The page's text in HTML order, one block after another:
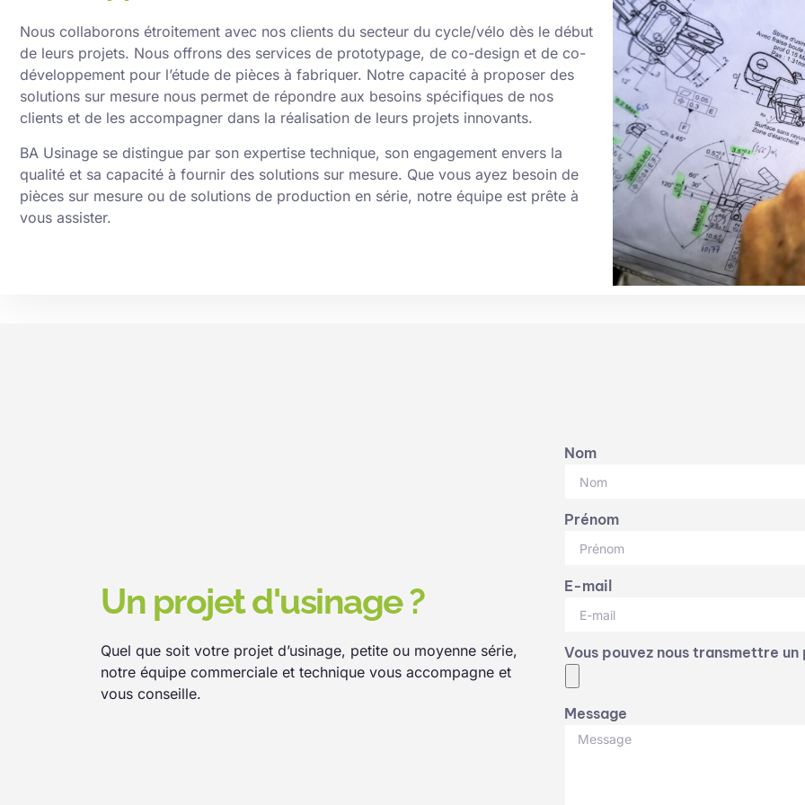
Nous collaborons étroitement avec nos clients du secteur du cycle/vélo dès le début
de leurs projets. Nous offrons des services de prototypage, de co-design et de co-
développement pour l’étude de pièces à fabriquer. Notre capacité à proposer des
solutions sur mesure nous permet de répondre aux besoins spécifiques de nos
clients et de les accompagner dans la réalisation de leurs projets innovants.
BA Usinage se distingue par son expertise technique, son engagement envers la
qualité et sa capacité à fournir des solutions sur mesure. Que vous ayez besoin de
pièces sur mesure ou de solutions de production en série, notre équipe est prête à
vous assister.
Un projet d'usinage ?
Quel que soit votre projet d’usinage, petite ou moyenne série,
notre équipe commerciale et technique vous accompagne et
vous conseille.
Nom
Prénom
E-mail
Vous pouvez nous transmettre un
Message